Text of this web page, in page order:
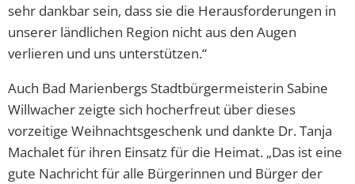
sehr dankbar sein, dass sie die Herausforderungen in
unserer ländlichen Region nicht aus den Augen
verlieren und uns unterstützen.“
Auch Bad Marienbergs Stadtbürgermeisterin Sabine
Willwacher zeigte sich hocherfreut über dieses
vorzeitige Weihnachtsgeschenk und dankte Dr. Tanja
Machalet für ihren Einsatz für die Heimat. „Das ist eine
gute Nachricht für alle Bürgerinnen und Bürger der